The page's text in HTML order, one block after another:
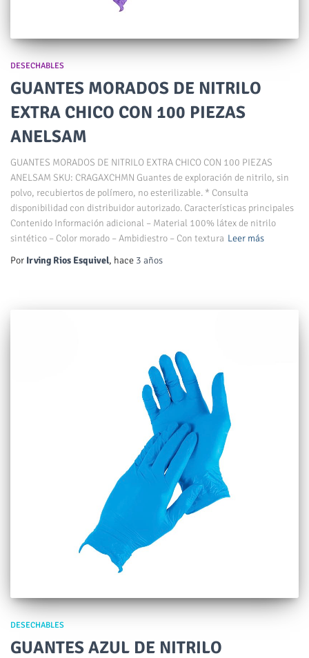
DESECHABLES
GUANTES MORADOS DE NITRILO
EXTRA CHICO CON 100 PIEZAS
ANELSAM
GUANTES MORADOS DE NITRILO EXTRA CHICO CON 100 PIEZAS
ANELSAM SKU: CRAGAXCHMN Guantes de exploración de nitrilo, sin
polvo, recubiertos de polímero, no esterilizable. * Consulta
disponibilidad con distribuidor autorizado. Características principales
Contenido Información adicional – Material 100% látex de nitrilo
sintético – Color morado – Ambidiestro – Con textura Leer más
Por Irving Rios Esquivel, hace 3 años
DESECHABLES
GUANTES AZUL DE NITRILO